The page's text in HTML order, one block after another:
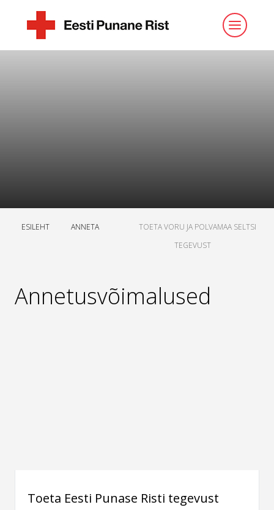
ESILEHT ANNETA
TOETA VORU JA POLVAMAA SELTSI
TEGEVUST
Annetusvõimalused
Toeta Eesti Punase Risti tegevust